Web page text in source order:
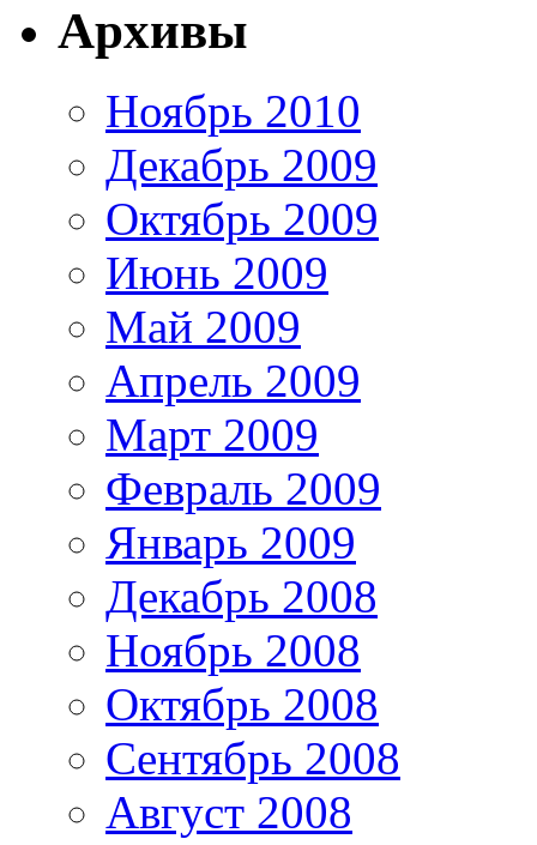
Архивы
Ноябрь 2010
Декабрь 2009
Октябрь 2009
Июнь 2009
Май 2009
Апрель 2009
Март 2009
Февраль 2009
Январь 2009
Декабрь 2008
Ноябрь 2008
Октябрь 2008
Сентябрь 2008
Август 2008